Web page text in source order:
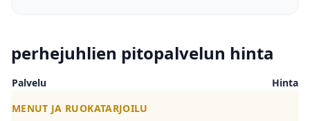
perhejuhlien pitopalvelun hinta
Palvelu
Hinta
MENUT JA RUOKATARJOILU